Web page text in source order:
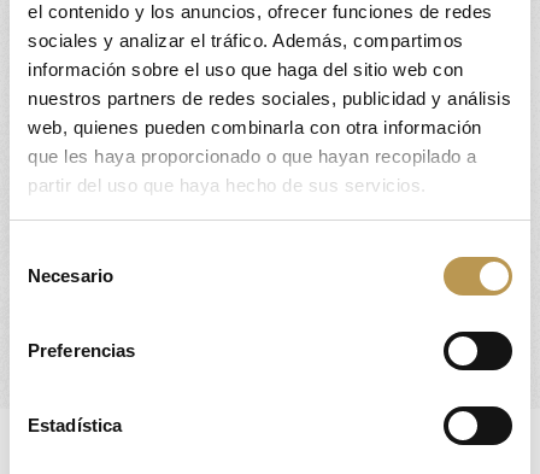
el contenido y los anuncios, ofrecer funciones de redes
sociales y analizar el tráfico. Además, compartimos
información sobre el uso que haga del sitio web con
nuestros partners de redes sociales, publicidad y análisis
web, quienes pueden combinarla con otra información
que les haya proporcionado o que hayan recopilado a
partir del uso que haya hecho de sus servicios.
Necesario
Preferencias
Estadística
base de nuestro postre.
Preparamos la nata montada mezclando
el azúcar glass con la nata bien fría. Con
unas varillas, batimos la nata hasta que
quede bien montada. La ponemos dentro
de una manga pastelera.
base de bizcocho de vainilla, una capa de
nata montada en la punta de la fresa.